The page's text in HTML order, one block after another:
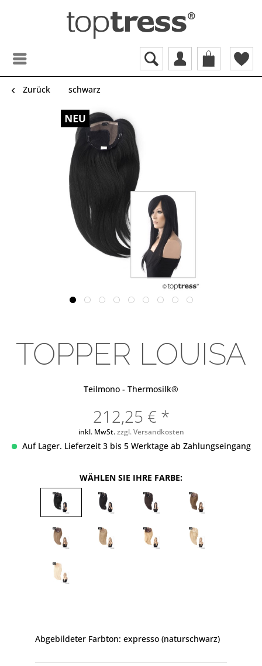
Zurück schwarz
TOPPER LOUISA
Teilmono - Thermosilk®
212,25 € *
inkl. MwSt.zzgl. Versandkosten
Auf Lager. Lieferzeit 3 bis 5 Werktage ab Zahlungseingang
WÄHLEN SIE IHRE FARBE:
Abgebildeter Farbton: expresso (naturschwarz)